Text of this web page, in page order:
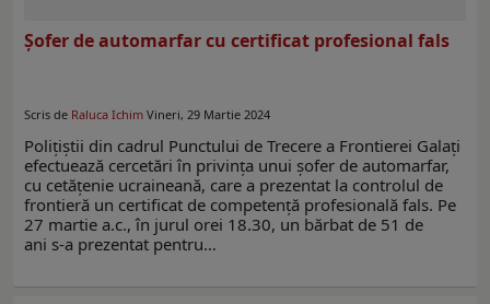
Șofer de automarfar cu certificat profesional fals
Scris de Raluca Ichim Vineri, 29 Martie 2024
Poliţiştii din cadrul Punctului de Trecere a Frontierei Galați
efectuează cercetări în privinţa unui șofer de automarfar,
cu cetățenie ucraineană, care a prezentat la controlul de
frontieră un certificat de competență profesională fals. Pe
27 martie a.c., în jurul orei 18.30, un bărbat de 51 de
ani s-a prezentat pentru…